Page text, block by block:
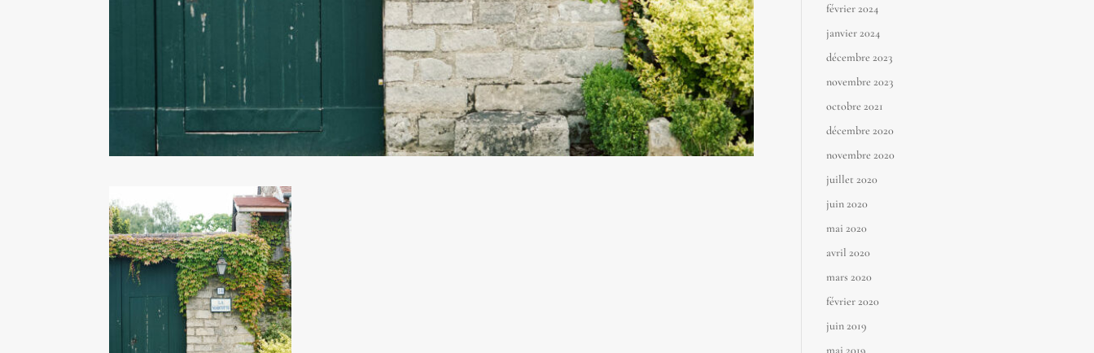
février 2024
janvier 2024
décembre 2023
novembre 2023
octobre 2021
décembre 2020
novembre 2020
juillet 2020
juin 2020
mai 2020
avril 2020
mars 2020
février 2020
juin 2019
mai 2019